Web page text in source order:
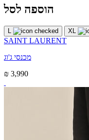
הוספה לסל
L XL
SAINT LAURENT
מכנסי ג'וג
₪ 3,990